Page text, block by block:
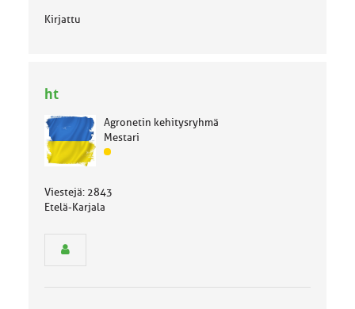
Kirjattu
ht
Agronetin kehitysryhmä
Mestari
J
e
Viestejä: 2843
Etelä-Karjala